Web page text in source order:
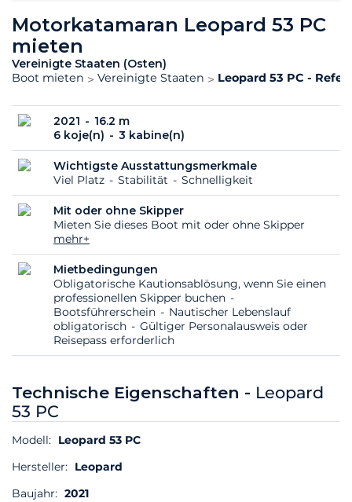
Motorkatamaran Leopard 53 PC
mieten
Vereinigte Staaten (Osten)
Boot mieten
Vereinigte Staaten Leopard 53 PC -
2021
16.2 m
6 koje(n)
3 kabine(n)
Wichtigste Ausstattungsmerkmale
Viel Platz
Stabilität Schnelligkeit
Mit oder ohne Skipper
Mieten Sie dieses Boot mit oder ohne Skipper
mehr+
Mietbedingungen
Obligatorische Kautionsablösung, wenn Sie einen
professionellen Skipper buchen
Bootsführerschein
Nautischer Lebenslauf
obligatorisch
Gültiger Personalausweis oder
Reisepass erforderlich
Technische Eigenschaften - Leopard
53 PC
Modell: Leopard 53 PC
Hersteller: Leopard
Baujahr: 2021